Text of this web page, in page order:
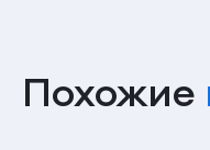
Похожие